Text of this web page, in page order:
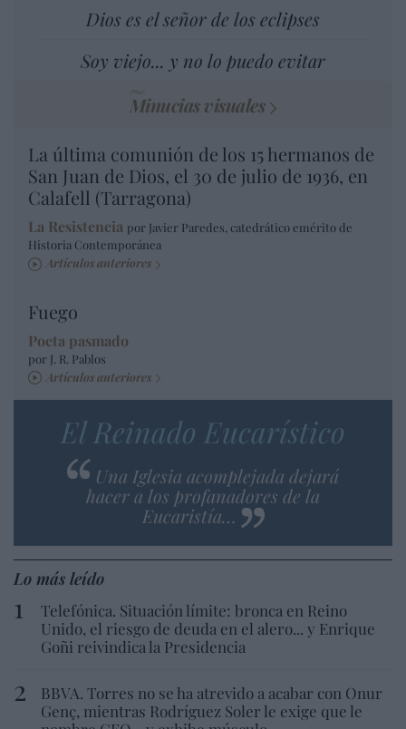
Dios es el señor de los eclipses
Soy viejo... y no lo puedo evitar
Minucias visuales
La última comunión de los 15 hermanos de
San Juan de Dios, el 30 de julio de 1936, en
Calafell (Tarragona)
La Resistencia por Javier Paredes, catedrático emérito de
Historia Contemporánea
Artículos anteriores
Fuego
Poeta pasmado
por J. R. Pablos
Artículos anteriores
El Reinado Eucarístico
Una Iglesia acomplejada dejará
hacer a los profanadores de la
Eucaristía…
Lo más leído
Telefónica. Situación límite: bronca en Reino
Unido, el riesgo de deuda en el alero... y Enrique
Goñi reivindica la Presidencia
BBVA. Torres no se ha atrevido a acabar con Onur
Genç, mientras Rodríguez Soler le exige que le